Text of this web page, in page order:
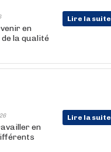
Lire la suite
en
la qualité
Lire la suite
en